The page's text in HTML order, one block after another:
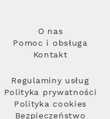
O nas
Pomoc i obsługa
Kontakt
Regulaminy usług
Polityka prywatności
Polityka cookies
Bezpieczeństwo